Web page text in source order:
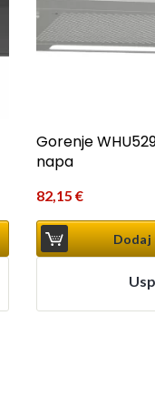
Gorenje
napa
82,15 €
Dodaj